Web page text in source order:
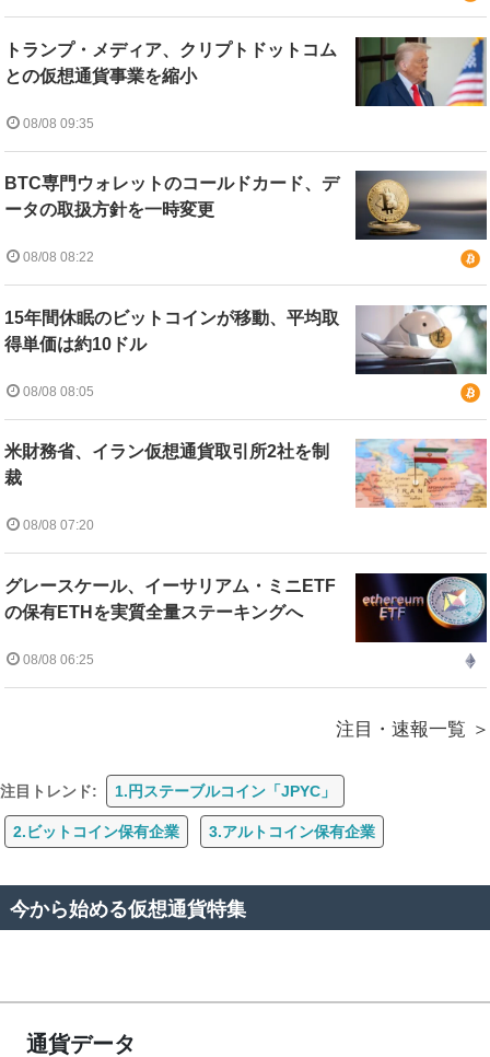
トランプ・メディア、クリプトドットコム
との仮想通貨事業を縮小
08/08 09:35
BTC専門ウォレットのコールドカード、デ
ータの取扱方針を一時変更
08/08 08:22
15年間休眠のビットコインが移動、平均取
得単価は約10ドル
08/08 08:05
米財務省、イラン仮想通貨取引所2社を制
裁
08/08 07:20
グレースケール、イーサリアム・ミニETF
の保有ETHを実質全量ステーキングへ
08/08 06:25
注目・速報一覧
注目トレンド: 1.円ステーブルコイン「JPYC」
2.ビットコイン保有企業 3.アルトコイン保有企業
今から始める仮想通貨特集
通貨データ